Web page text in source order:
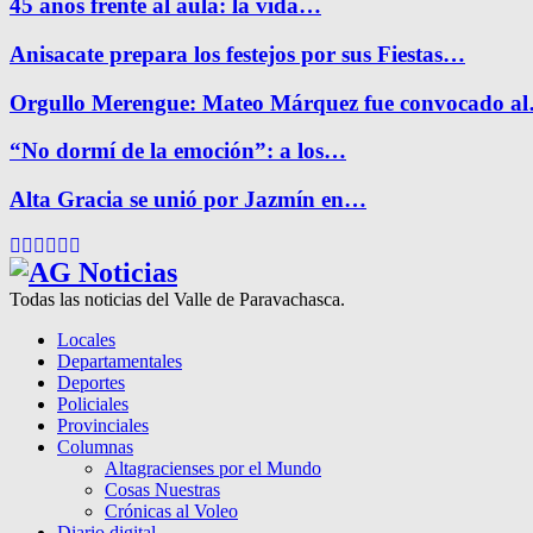
45 años frente al aula: la vida…
Anisacate prepara los festejos por sus Fiestas…
Orgullo Merengue: Mateo Márquez fue convocado
“No dormí de la emoción”: a los…
Alta Gracia se unió por Jazmín en…
Facebook
Twitter
Instagram
Pinterest
Google
Todas las noticias del Valle de Paravachasca.
Locales
Departamentales
Deportes
Policiales
Provinciales
Columnas
Altagracienses por el Mundo
Cosas Nuestras
Crónicas al Voleo